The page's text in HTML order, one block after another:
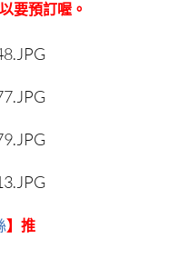
要預訂喔。
】 推